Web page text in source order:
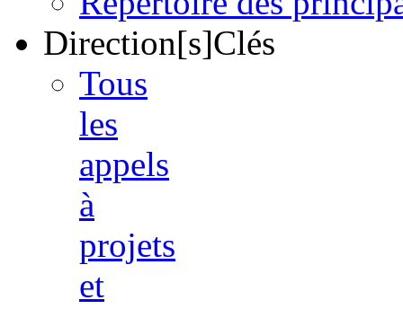
Direction[s]Clés
Tous
les
appels
à
projets
et